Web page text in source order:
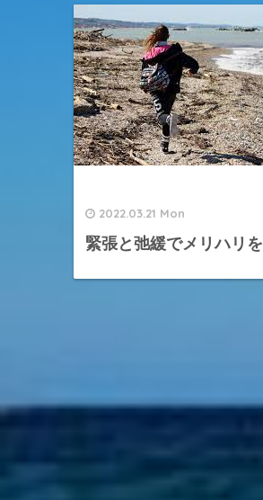
2022.03.21 Mon
緊張と弛緩でメリハリを